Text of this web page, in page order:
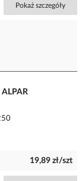
Pokaż szczegóły
ALPAR
19,89 zł/szt